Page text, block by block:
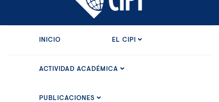
INICIO EL CIPI
ACTIVIDAD ACADÉMICA
PUBLICACIONES